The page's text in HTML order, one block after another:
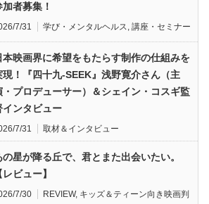
加者募集！
7/31 学び・メンタルヘルス, 講座・セミナー
本映画界に希望をもたらす制作の仕組みを
現！『四十九-SEEK』浅野寛介さん（主
・プロデューサー）＆シェイン・コスギ監
インタビュー
7/31 取材＆インタビュー
の星が降る丘で、君とまた出会いたい。
レビュー】
7/30 REVIEW, キッズ＆ティーン向き映画判